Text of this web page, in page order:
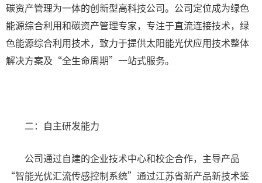
碳资产管理为一体的创新型高科技公司。公司定位成为绿色
能源综合利用和碳资产管理专家，专注于直流连接技术，绿
色能源综合利用技术，致力于提供太阳能光伏应用技术整体
解决方案及“全生命周期”一站式服务。
二：自主研发能力
公司通过自建的企业技术中心和校企合作，主导产品
“智能光优汇流传感控制系统”通过江苏省新产品新技术鉴